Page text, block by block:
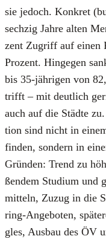
sie jedoch. Kon­kret
sech­zig Jah­re alten
zent Zugriff auf einen
Pro­zent. Hin­ge­gen
bis 35-jäh­ri­gen von
trifft – mit deut­lich
auch auf die Städ­te
ti­on sind nicht in
fin­den, son­dern in
Grün­den: Trend zu
ßen­dem Stu­di­um und
mit­teln, Zuzug in die
ring-Ange­bo­ten,
gles, Aus­bau des ÖV